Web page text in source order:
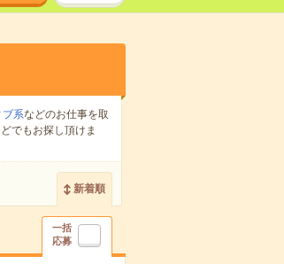
ブ系などのお仕事を取
でもお探し頂けま
新着順
一括
応募